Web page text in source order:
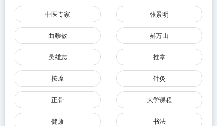
中医专家 张景明
曲黎敏 郝万山
吴雄志 推拿
按摩 针灸
正骨 大学课程
健康 书法